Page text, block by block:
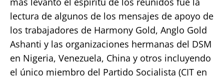
lectura de algunos de los mensajes de apoyo de
los trabajadores de Harmony Gold, Anglo Gold
Ashanti y las organizaciones hermanas del DSM
en Nigeria, Venezuela, China y otros incluyendo
el único miembro del Partido Socialista (CIT en